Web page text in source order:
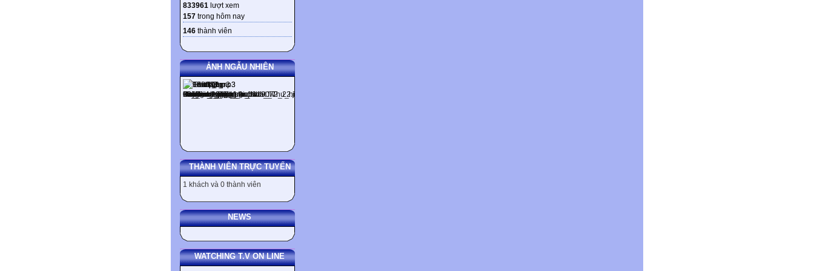
833961 lượt xem
157 trong hôm nay
146 thành viên
ẢNH NGẪU NHIÊN
THÀNH VIÊN TRỰC TUYẾN
1 khách và 0 thành viên
NEWS
WATCHING T.V ON LINE